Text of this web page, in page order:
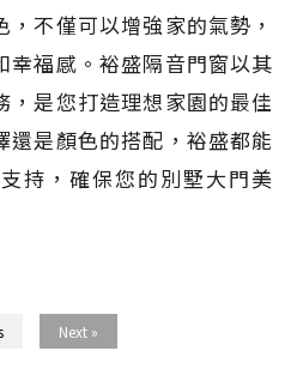
不僅可以增強家的氣勢，
幸福感。裕盛隔音門窗以其
是您打造理想家園的最佳
還是顏色的搭配，裕盛都能
持，確保您的別墅大門美
Next »